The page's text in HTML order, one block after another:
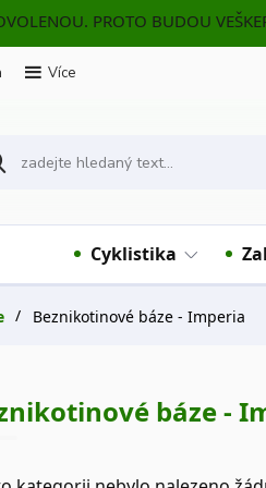
PROTO BUDOU
Více
Cyklistika
Beznikotinové báze - Imperia
báze -